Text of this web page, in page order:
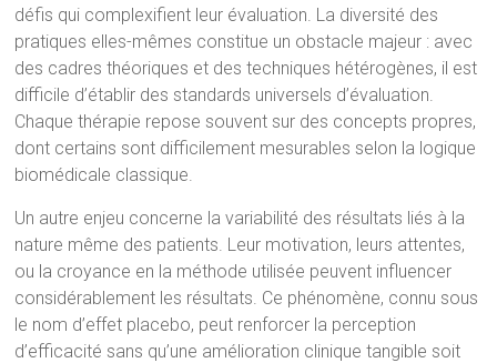
défis qui complexifient leur évaluation. La diversité des
pratiques elles-mêmes constitue un obstacle majeur : avec
des cadres théoriques et des techniques hétérogènes, il est
difficile d’établir des standards universels d’évaluation.
Chaque thérapie repose souvent sur des concepts propres,
dont certains sont difficilement mesurables selon la logique
biomédicale classique.
Un autre enjeu concerne la variabilité des résultats liés à la
nature même des patients. Leur motivation, leurs attentes,
ou la croyance en la méthode utilisée peuvent influencer
considérablement les résultats. Ce phénomène, connu sous
le nom d’effet placebo, peut renforcer la perception
d’efficacité sans qu’une amélioration clinique tangible soit